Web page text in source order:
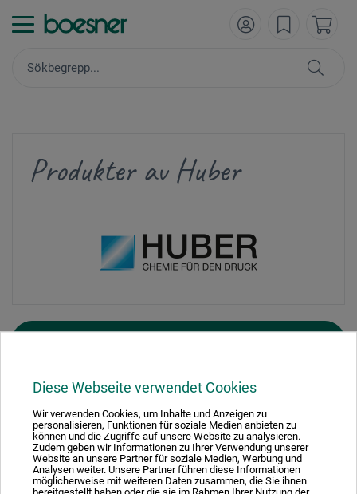
Diese Webseite verwendet Cookies
Wir verwenden Cookies, um Inhalte und Anzeigen zu
personalisieren, Funktionen für soziale Medien anbieten zu
können und die Zugriffe auf unsere Website zu analysieren.
Zudem geben wir Informationen zu Ihrer Verwendung unserer
Website an unsere Partner für soziale Medien, Werbung und
Analysen weiter. Unsere Partner führen diese Informationen
möglicherweise mit weiteren Daten zusammen, die Sie ihnen
bereitgestellt haben oder die sie im Rahmen Ihrer Nutzung der
Produkter av Huber
1